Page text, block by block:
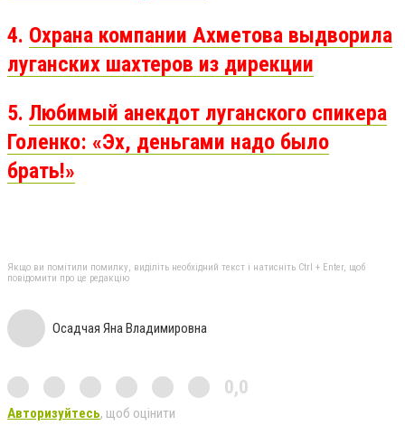
4. Охрана компании Ахметова выдворила
луганских шахтеров из дирекции
5. Любимый анекдот луганского спикера
Голенко: «Эх, деньгами надо было
брать!»
Якщо ви помітили помилку, виділіть необхідний текст і натисніть Ctrl + Enter, щоб
повідомити про це редакцію
Осадчая Яна Владимировна
0,0
Авторизуйтесь, щоб оцінити